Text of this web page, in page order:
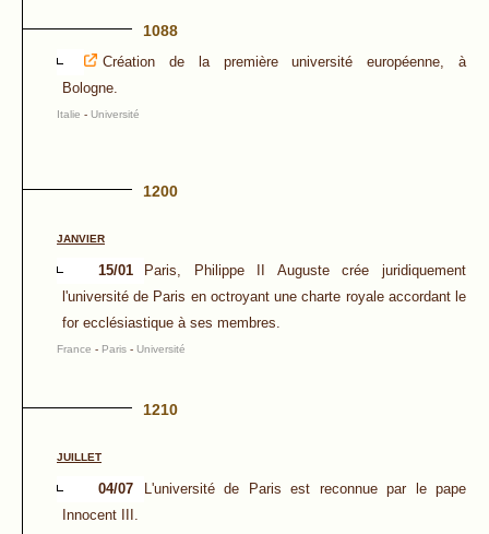
1088
Création de la première université européenne, à
Bologne.
Italie - Université
1200
JANVIER
15/01
Paris, Philippe II Auguste crée juridiquement
l'université de Paris en octroyant une charte royale accordant le
for ecclésiastique à ses membres.
France - Paris - Université
1210
JUILLET
04/07
L'université de Paris est reconnue par le pape
Innocent III.